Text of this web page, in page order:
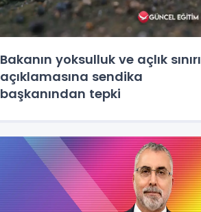
Bakanın yoksulluk ve açlık sınırı
açıklamasına sendika
başkanından tepki